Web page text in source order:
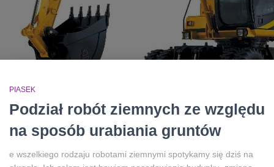
PIASEK
Podział robót ziemnych ze względu
na sposób urabiania gruntów
e wszelkiego rodzaju robotami ziemnymi spotykamy się dziś na